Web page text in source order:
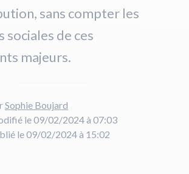
sans compter les
sociales de ces
majeurs.
Sophie Boujard
le 09/02/2024 à 07:03
le 09/02/2024 à 15:02